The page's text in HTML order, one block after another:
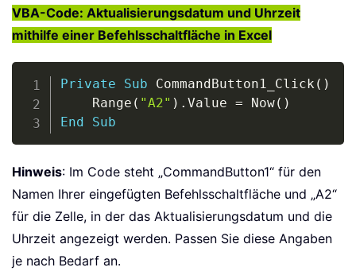
VBA-Code: Aktualisierungsdatum und Uhrzeit
mithilfe einer Befehlsschaltfläche in Excel
Private Sub CommandButton1_Click ( )
    Range
( "A2" ) . Value = Now( )
End
Sub
Copy
Hinweis: Im Code steht „CommandButton1“ für den
Namen Ihrer eingefügten Befehlsschaltfläche und „A2“
für die Zelle, in der das Aktualisierungsdatum und die
Uhrzeit angezeigt werden. Passen Sie diese Angaben
je nach Bedarf an.